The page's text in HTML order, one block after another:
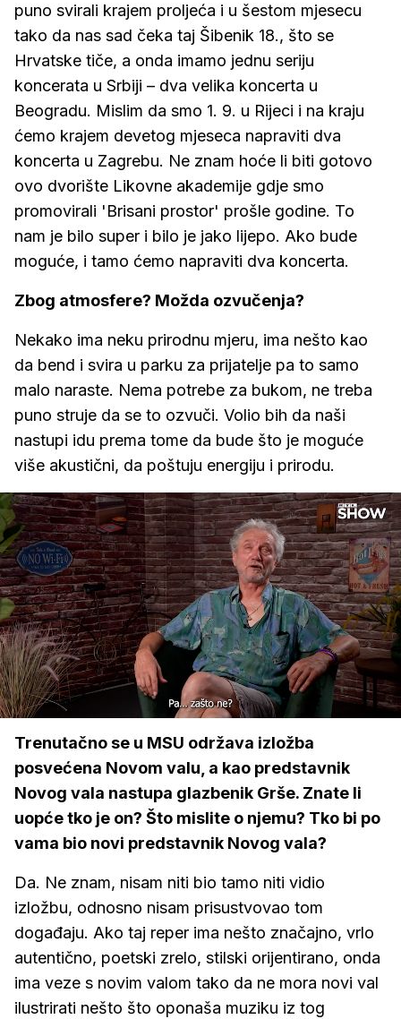
puno svirali krajem proljeća i u šestom mjesecu
tako da nas sad čeka taj Šibenik 18., što se
Hrvatske tiče, a onda imamo jednu seriju
koncerata u Srbiji – dva velika koncerta u
Beogradu. Mislim da smo 1. 9. u Rijeci i na kraju
ćemo krajem devetog mjeseca napraviti dva
koncerta u Zagrebu. Ne znam hoće li biti gotovo
ovo dvorište Likovne akademije gdje smo
promovirali 'Brisani prostor' prošle godine. To
nam je bilo super i bilo je jako lijepo. Ako bude
moguće, i tamo ćemo napraviti dva koncerta.
Zbog atmosfere? Možda ozvučenja?
Nekako ima neku prirodnu mjeru, ima nešto kao
da bend i svira u parku za prijatelje pa to samo
malo naraste. Nema potrebe za bukom, ne treba
puno struje da se to ozvuči. Volio bih da naši
nastupi idu prema tome da bude što je moguće
više akustični, da poštuju energiju i prirodu.
Upali
zvuk
Loaded:
2.68%
Trenutačno se u MSU održava izložba
posvećena Novom valu, a kao predstavnik
Novog vala nastupa glazbenik Grše. Znate li
uopće tko je on? Što mislite o njemu? Tko bi po
vama bio novi predstavnik Novog vala?
Da. Ne znam, nisam niti bio tamo niti vidio
izložbu, odnosno nisam prisustvovao tom
događaju. Ako taj reper ima nešto značajno, vrlo
autentično, poetski zrelo, stilski orijentirano, onda
ima veze s novim valom tako da ne mora novi val
ilustrirati nešto što oponaša muziku iz tog